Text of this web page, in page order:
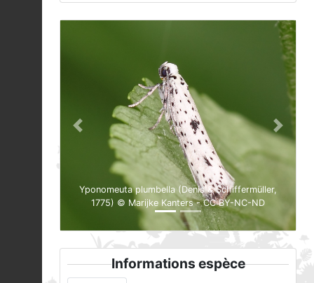
Yponomeuta plumbella (Denis & Schiffermüller,
1775) © Marijke Kanters - CC BY-NC-ND
Previous Next
Informations espèce